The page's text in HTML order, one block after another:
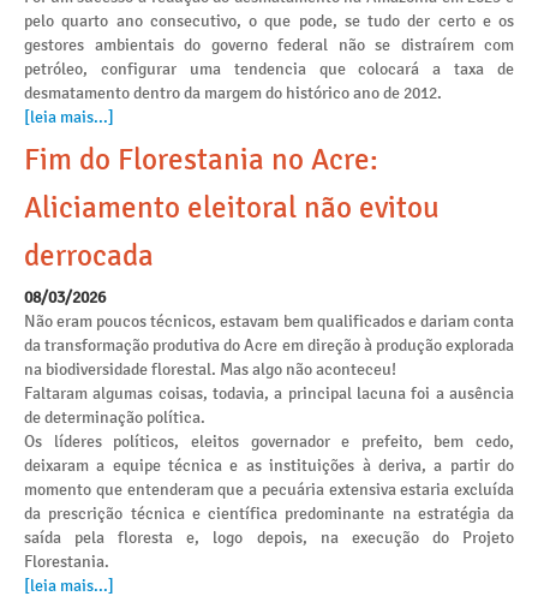
pelo quarto ano consecutivo, o que pode, se tudo der certo e os
gestores ambientais do governo federal não se distraírem com
petróleo, configurar uma tendencia que colocará a taxa de
desmatamento dentro da margem do histórico ano de 2012.
[leia mais...]
Fim do Florestania no Acre:
Aliciamento eleitoral não evitou
derrocada
08/03/2026
Não eram poucos técnicos, estavam bem qualificados e dariam conta
da transformação produtiva do Acre em direção à produção explorada
na biodiversidade florestal. Mas algo não aconteceu!
Faltaram algumas coisas, todavia, a principal lacuna foi a ausência
de determinação política.
Os líderes políticos, eleitos governador e prefeito, bem cedo,
deixaram a equipe técnica e as instituições à deriva, a partir do
momento que entenderam que a pecuária extensiva estaria excluída
da prescrição técnica e científica predominante na estratégia da
saída pela floresta e, logo depois, na execução do Projeto
Florestania.
[leia mais...]